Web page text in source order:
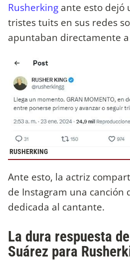
Rusherking ante esto dejó
tristes tuits en sus redes
apuntaban directamente a
RUSHERKING
Ante esto, la actriz
de Instagram una canción
dedicada al cantante.
La dura respuesta
Suárez para